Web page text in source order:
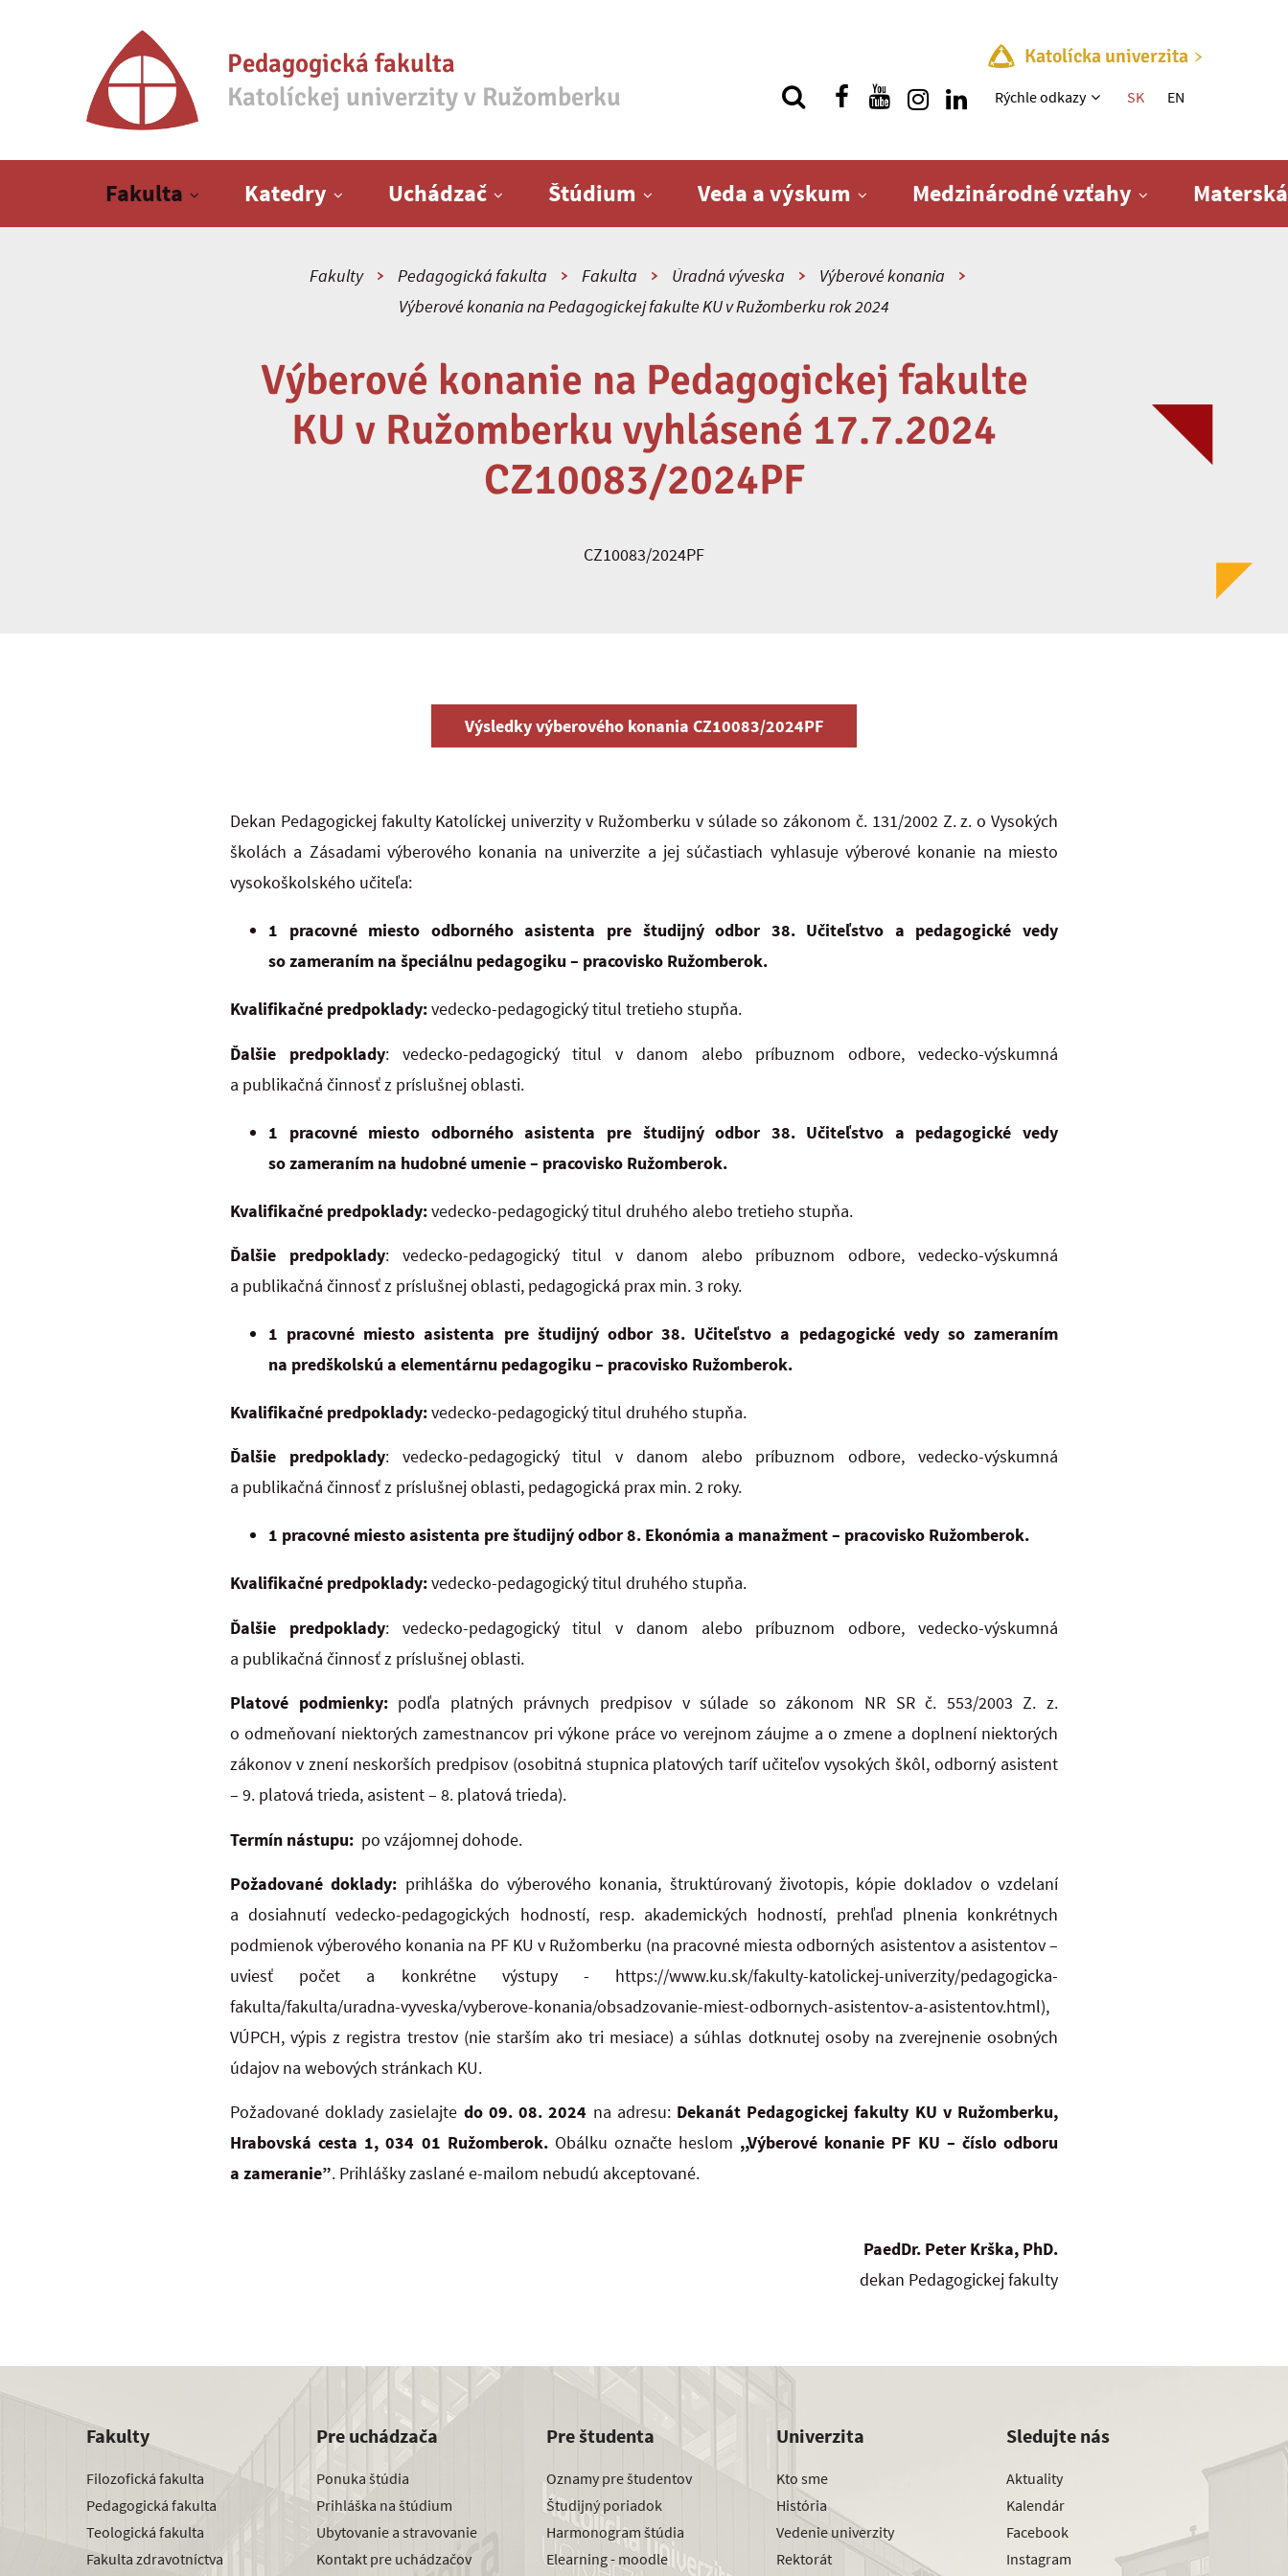
Pedagogická fakulta
Katolíckej univerzity v Ružomberku
Katolícka univerzita
Rýchle menu
Rýchle odkazy SK EN
Fakulta Katedry Uchádzač Štúdium Veda a výskum Medzinárodné vzťahy
Fakulty Pedagogická fakulta Fakulta Úradná výveska
Výberové konania
Výberové konania na Pedagogickej fakulte KU v Ružomberku rok 2024
Výberové konanie na Pedagogickej fakulte
KU v Ružomberku vyhlásené 17.7.2024
CZ10083/2024PF
CZ10083/2024PF
Výsledky výberového konania CZ10083/2024PF
Dekan Pedagogickej fakulty Katolíckej univerzity v Ružomberku v súlade so zákonom č. 131/2002 Z. z. o Vysokých
školách a Zásadami výberového konania na univerzite a jej súčastiach vyhlasuje výberové konanie na miesto
vysokoškolského učiteľa:
1 pracovné miesto odborného asistenta pre študijný odbor 38. Učiteľstvo a pedagogické vedy
so zameraním na špeciálnu pedagogiku – pracovisko Ružomberok.
Kvalifikačné predpoklady:vedecko-pedagogický titul tretieho stupňa.
Ďalšie predpoklady: vedecko-pedagogický titul v danom alebo príbuznom odbore, vedecko-výskumná
a publikačná činnosť z príslušnej oblasti.
1 pracovné miesto odborného asistenta pre študijný odbor 38. Učiteľstvo a pedagogické vedy
so zameraním na hudobné umenie – pracovisko Ružomberok.
Kvalifikačné predpoklady:vedecko-pedagogický titul druhého alebo tretieho stupňa.
Ďalšie predpoklady: vedecko-pedagogický titul v danom alebo príbuznom odbore, vedecko-výskumná
a publikačná činnosť z príslušnej oblasti, pedagogická prax min. 3 roky.
1 pracovné miesto asistenta pre študijný odbor 38. Učiteľstvo a pedagogické vedy so zameraním
na predškolskú a elementárnu pedagogiku – pracovisko Ružomberok.
Kvalifikačné predpoklady:vedecko-pedagogický titul druhého stupňa.
Ďalšie predpoklady: vedecko-pedagogický titul v danom alebo príbuznom odbore, vedecko-výskumná
a publikačná činnosť z príslušnej oblasti, pedagogická prax min. 2 roky.
1 pracovné miesto asistenta pre študijný odbor 8. Ekonómia a manažment – pracovisko Ružomberok.
Kvalifikačné predpoklady:vedecko-pedagogický titul druhého stupňa.
Ďalšie predpoklady: vedecko-pedagogický titul v danom alebo príbuznom odbore, vedecko-výskumná
a publikačná činnosť z príslušnej oblasti.
Platové podmienky: podľa platných právnych predpisov v súlade so zákonom NR SR č. 553/2003 Z. z.
o odmeňovaní niektorých zamestnancov pri výkone práce vo verejnom záujme a o zmene a doplnení niektorých
zákonov v znení neskorších predpisov (osobitná stupnica platových taríf učiteľov vysokých škôl, odborný asistent
– 9. platová trieda, asistent – 8. platová trieda).
Termín nástupu: po vzájomnej dohode.
Požadované doklady: prihláška do výberového konania, štruktúrovaný životopis, kópie dokladov o vzdelaní
a dosiahnutí vedecko-pedagogických hodností, resp. akademických hodností, prehľad plnenia konkrétnych
podmienok výberového konania na PF KU v Ružomberku (na pracovné miesta odborných asistentov a asistentov –
uviesť počet a konkrétne výstupy - https://www.ku.sk/fakulty-katolickej-univerzity/pedagogicka-
fakulta/fakulta/uradna-vyveska/vyberove-konania/obsadzovanie-miest-odbornych-asistentov-a-asistentov.html),
VÚPCH, výpis z registra trestov (nie starším ako tri mesiace) a súhlas dotknutej osoby na zverejnenie osobných
údajov na webových stránkach KU.
Požadované doklady zasielajte do 09. 08. 2024 na adresu: Dekanát Pedagogickej fakulty KU v Ružomberku,
Hrabovská cesta 1, 034 01 Ružomberok. Obálku označte heslom ,,Výberové konanie PF KU – číslo odboru
a zameranie”. Prihlášky zaslané e-mailom nebudú akceptované.
PaedDr. Peter Krška, PhD.
dekan Pedagogickej fakulty
Fakulty
Filozofická fakulta
Pedagogická fakulta
Teologická fakulta
Fakulta zdravotníctva
Pre uchádzača
Ponuka štúdia
Prihláška na štúdium
Ubytovanie a stravovanie
Kontakt pre uchádzačov
Pre študenta
Oznamy pre študentov
Študijný poriadok
Harmonogram štúdia
Elearning - moodle
Univerzita
Kto sme
História
Vedenie univerzity
Rektorát
Sledujte nás
Aktuality
Kalendár
Facebook
Instagram